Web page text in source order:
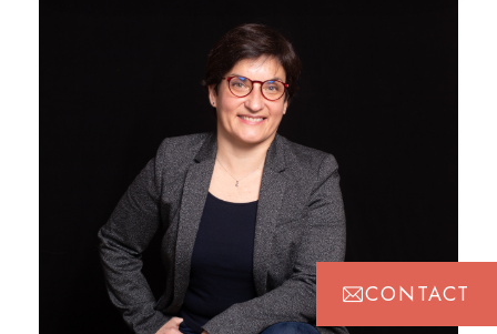
CONTACT